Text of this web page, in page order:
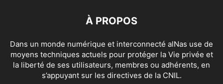
À PROPOS
Dans un monde numérique et interconnecté alNas use de
moyens techniques actuels pour protéger la Vie privée et
la liberté de ses utilisateurs, membres ou adhérents, en
s’appuyant sur les directives de la CNIL.